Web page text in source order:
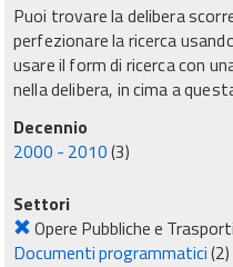
Puoi trovare la delibera
perfezionare la ricerca
usare il form di ricerca con
nella delibera, in cima a
Decennio
2000 - 2010(3)
Settori
Opere Pubbliche e Trasporti
Documenti programmatici(2)